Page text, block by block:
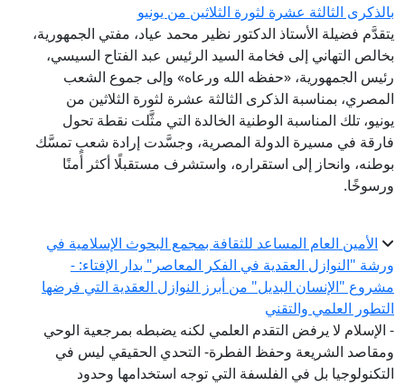
بالذكرى الثالثة عشرة لثورة الثلاثين من يونيو
يتقدَّم فضيلة الأستاذ الدكتور نظير محمد عياد، مفتي الجمهورية،
بخالص التهاني إلى فخامة السيد الرئيس عبد الفتاح السيسي،
رئيس الجمهورية، «حفظه الله ورعاه» وإلى جموع الشعب
المصري، بمناسبة الذكرى الثالثة عشرة لثورة الثلاثين من
يونيو، تلك المناسبة الوطنية الخالدة التي مثَّلت نقطة تحول
فارقة في مسيرة الدولة المصرية، وجسَّدت إرادة شعبٍ تمسَّك
بوطنه، وانحاز إلى استقراره، واستشرف مستقبلًا أكثر أمنًا
ورسوخًا.
الأمين العام المساعد للثقافة بمجمع البحوث الإسلامية في
ورشة "النوازل العقدية في الفكر المعاصر" بدار الإفتاء: -
مشروع "الإنسان البديل" من أبرز النوازل العقدية التي فرضها
التطور العلمي والتقني
- الإسلام لا يرفض التقدم العلمي لكنه يضبطه بمرجعية الوحي
ومقاصد الشريعة وحفظ الفطرة- التحدي الحقيقي ليس في
التكنولوجيا بل في الفلسفة التي توجه استخدامها وحدود